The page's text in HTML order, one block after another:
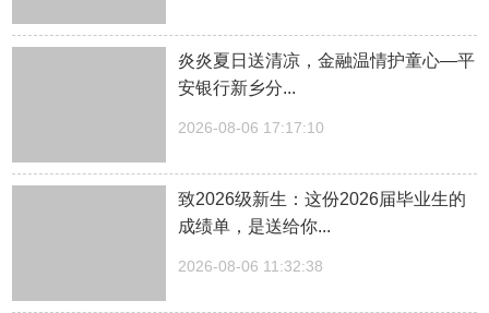
炎炎夏日送清凉，金融温情护童心—平
安银行新乡分...
2026-08-06 17:17:10
致2026级新生：这份2026届毕业生的
成绩单，是送给你...
2026-08-06 11:32:38